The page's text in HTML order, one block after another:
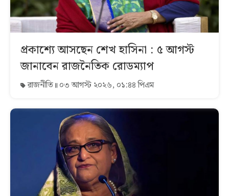
প্রকাশ্যে আসছেন শেখ হাসিনা : ৫ আগস্ট
জানাবেন রাজনৈতিক রোডম্যাপ
রাজনীতি ০৩ আগস্ট ২০২৬, ০১:৪৪ পিএম